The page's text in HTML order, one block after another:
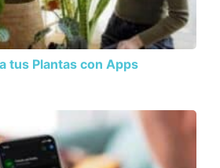
tus Plantas con Apps